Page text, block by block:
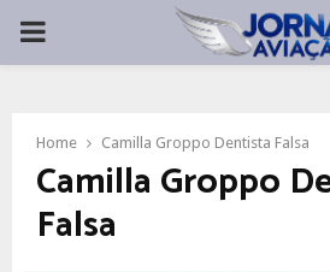
PRIMARY
Home Camilla Groppo Dentista Falsa
Camilla Groppo
Falsa